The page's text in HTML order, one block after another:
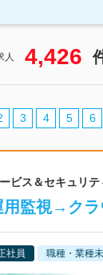
人 4,426
3 4 5 6
ビス＆セキュリ
用監視→クラ
社員 職種・業種